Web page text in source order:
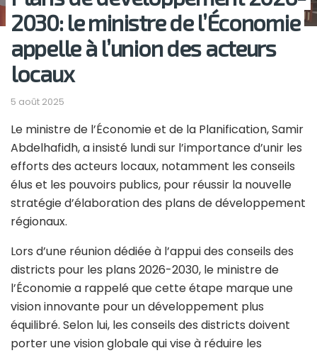
2030: le ministre de l’Économie
appelle à l’union des acteurs
locaux
5 août 2025
Le ministre de l’Économie et de la Planification, Samir
Abdelhafidh, a insisté lundi sur l’importance d’unir les
efforts des acteurs locaux, notamment les conseils
élus et les pouvoirs publics, pour réussir la nouvelle
stratégie d’élaboration des plans de développement
régionaux.
Lors d’une réunion dédiée à l’appui des conseils des
districts pour les plans 2026-2030, le ministre de
l’Économie a rappelé que cette étape marque une
vision innovante pour un développement plus
équilibré. Selon lui, les conseils des districts doivent
porter une vision globale qui vise à réduire les